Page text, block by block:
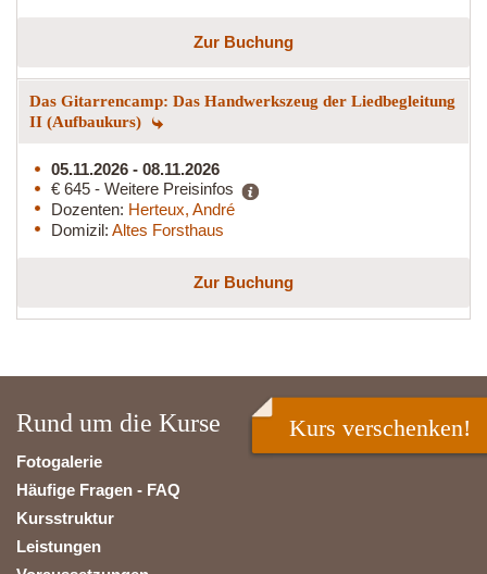
Zur Buchung
Das Gitarrencamp: Das Handwerkszeug der Liedbegleitung
II (Aufbaukurs)
05.11.2026 - 08.11.2026
€ 645 - Weitere Preisinfos
Dozenten: Herteux, André
Domizil: Altes Forsthaus
Zur Buchung
Rund um die Kurse
Fotogalerie
Häufige Fragen - FAQ
Kursstruktur
Leistungen
Kurs verschenken!